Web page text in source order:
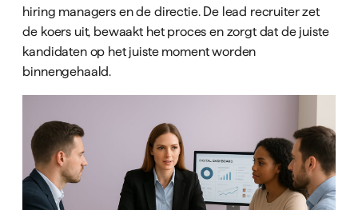
hiring managers en de directie. De lead recruiter zet
de koers uit, bewaakt het proces en zorgt dat de juiste
kandidaten op het juiste moment worden
binnengehaald.